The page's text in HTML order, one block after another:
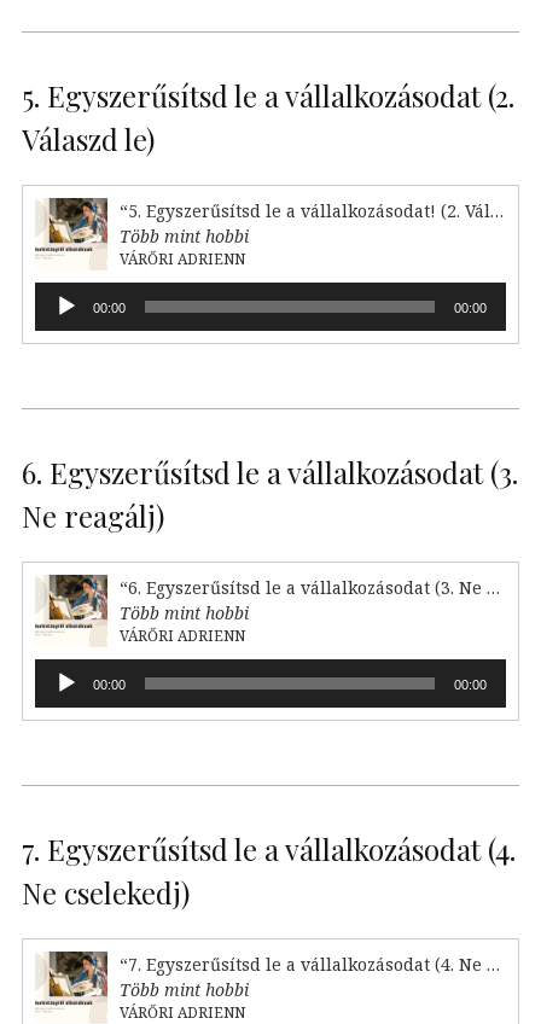
5. Egyszerűsítsd le a vállalkozásodat (2.
Válaszd le)
“5. Egyszerűsítsd le a vállalkozásodat! (2. Válaszd le)”
Több mint hobbi
VÁRŐRI ADRIENN
Audió
lejátszó00:00 00:00
6. Egyszerűsítsd le a vállalkozásodat (3.
Ne reagálj)
“6. Egyszerűsítsd le a vállalkozásodat (3. Ne reagálj)”
Több mint hobbi
VÁRŐRI ADRIENN
Audió
lejátszó00:00 00:00
7. Egyszerűsítsd le a vállalkozásodat (4.
Ne cselekedj)
“7. Egyszerűsítsd le a vállalkozásodat (4. Ne cselekedj)”
Több mint hobbi
VÁRŐRI ADRIENN